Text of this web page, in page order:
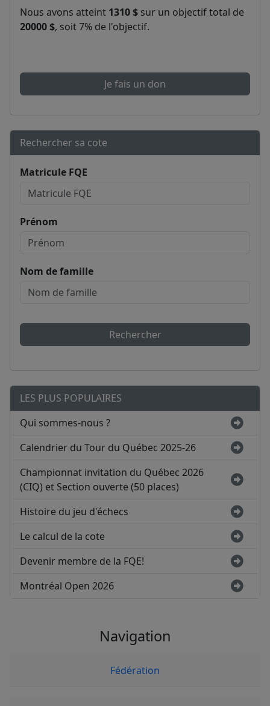
Nous avons atteint 1310 $ sur un objectif total de
20000 $, soit 7% de l'objectif.
Je fais un don
Rechercher sa cote
Matricule FQE
Prénom
Nom de famille
Rechercher
LES PLUS POPULAIRES
Qui sommes-nous ?
Calendrier du Tour du Québec 2025-26
Championnat invitation du Québec 2026
(CIQ) et Section ouverte (50 places)
Histoire du jeu d'échecs
Le calcul de la cote
Devenir membre de la FQE!
Montréal Open 2026
Navigation
Fédération